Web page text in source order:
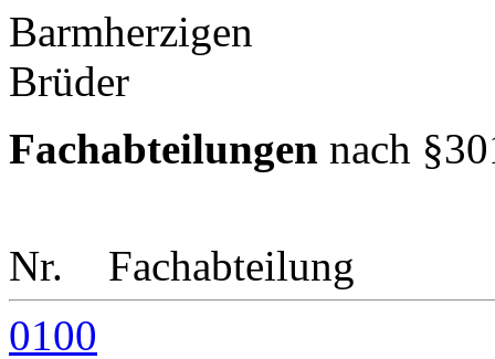
Fachabteilungen nach
Nr.
Fachabteilung
0100